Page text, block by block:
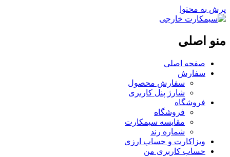
پرش به محتوا
منو اصلی
صفحه اصلی
سفارش
سفارش محصول
شارژ پنل کاربری
فروشگاه
فروشگاه
مقایسه سیمکارت
شماره رند
ویزاکارت و حساب ارزی
حساب کاربری من